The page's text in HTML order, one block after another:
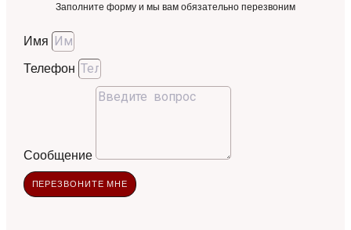
Заполните форму и мы вам обязательно перезвоним
Имя
Телефон
Сообщение
ПЕРЕЗВОНИТЕ МНЕ